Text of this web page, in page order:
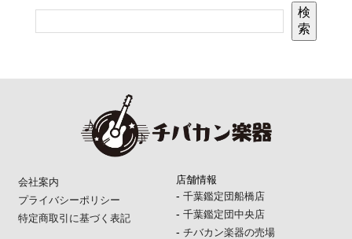
検
索
会社案内
プライバシーポリシー
特定商取引に基づく表記
店舗情報
- 千葉鑑定団船橋店
- 千葉鑑定団中央店
- チバカン楽器の売場